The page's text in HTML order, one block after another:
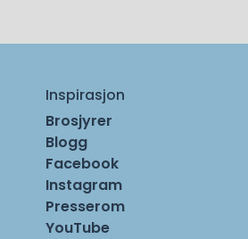
Inspirasjon
Brosjyrer
Blogg
Facebook
Instagram
Presserom
YouTube